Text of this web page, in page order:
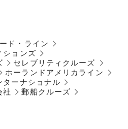
ド・ライン
ションズ
セレブリティクルーズ
ホーランドアメリカライン
ターナショナル
社
郵船クルーズ